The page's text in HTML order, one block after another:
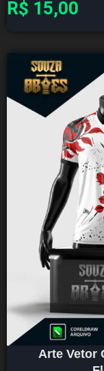
R$ 15,00
Arte Vetor